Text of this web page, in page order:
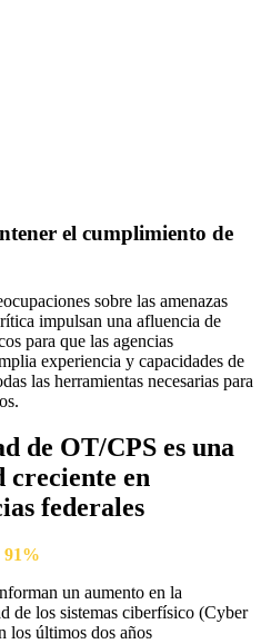
el cumplimiento de
sobre las amenazas
impulsan una afluencia de
para que las agencias
experiencia y capacidades de
las herramientas necesarias para
de OT/CPS es una
en
federales
91%
un aumento en la
de los sistemas ciberfísico (Cyber
los últimos dos años